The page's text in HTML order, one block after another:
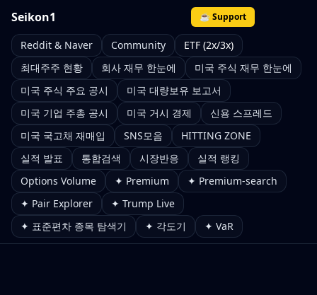
Seikon1 ☕ Support
Reddit & Naver Community
ETF (2x/3x)
최대주주 현황
회사 재무 한눈에
미국 주식 재무 한눈에
미국 주식 주요 공시
미국 대량보유 보고서
미국 기업 주총 공시
미국 거시 경제
신용 스프레드
미국 국고채 재매입
SNS모음
HITTING ZONE
실적 발표
통합검색 시장반응
실적 랭킹
Options Volume
✦ Premium
✦ Premium-search
✦ Pair Explorer
✦ Trump Live
✦ 표준편차 종목 탐색기
✦ 각도기 ✦ VaR